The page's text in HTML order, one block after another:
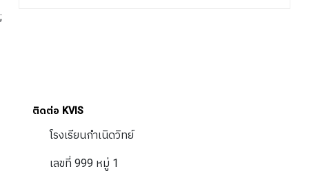
;
ติดต่อ KVIS
โรงเรียนกำเนิดวิทย์
เลขที่ 999 หมู่ 1